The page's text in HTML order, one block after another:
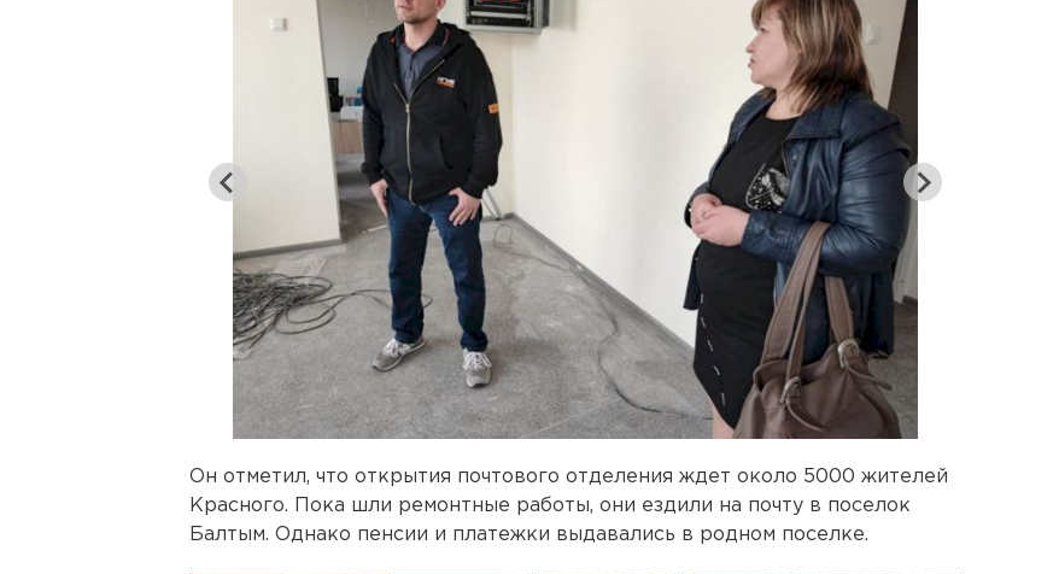
Он отметил, что открытия почтового отделения ждет около 5000 жителей
Красного. Пока шли ремонтные работы, они ездили на почту в поселок
Балтым. Однако пенсии и платежки выдавались в родном поселке.